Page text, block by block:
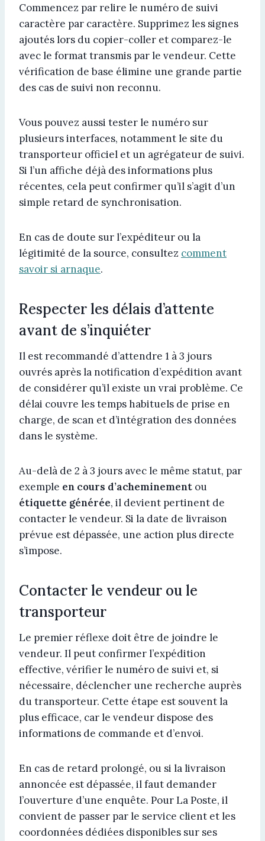
Commencez par relire le numéro de suivi
caractère par caractère. Supprimez les signes
ajoutés lors du copier-coller et comparez-le
avec le format transmis par le vendeur. Cette
vérification de base élimine une grande partie
des cas de suivi non reconnu.
Vous pouvez aussi tester le numéro sur
plusieurs interfaces, notamment le site du
transporteur officiel et un agrégateur de suivi.
Si l’un affiche déjà des informations plus
récentes, cela peut confirmer qu’il s’agit d’un
simple retard de synchronisation.
En cas de doute sur l’expéditeur ou la
légitimité de la source, consultez comment
savoir si arnaque.
Respecter les délais d’attente
avant de s’inquiéter
Il est recommandé d’attendre 1 à 3 jours
ouvrés après la notification d’expédition avant
de considérer qu’il existe un vrai problème. Ce
délai couvre les temps habituels de prise en
charge, de scan et d’intégration des données
dans le système.
Au-delà de 2 à 3 jours avec le même statut, par
exemple en cours d’acheminement ou
étiquette générée, il devient pertinent de
contacter le vendeur. Si la date de livraison
prévue est dépassée, une action plus directe
s’impose.
Contacter le vendeur ou le
transporteur
Le premier réflexe doit être de joindre le
vendeur. Il peut confirmer l’expédition
effective, vérifier le numéro de suivi et, si
nécessaire, déclencher une recherche auprès
du transporteur. Cette étape est souvent la
plus efficace, car le vendeur dispose des
informations de commande et d’envoi.
En cas de retard prolongé, ou si la livraison
annoncée est dépassée, il faut demander
l’ouverture d’une enquête. Pour La Poste, il
convient de passer par le service client et les
coordonnées dédiées disponibles sur ses